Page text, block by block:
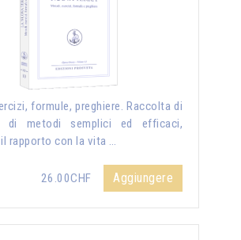
formule, preghiere. Raccolta di
di metodi semplici ed efficaci,
rapporto con la vita …
26.00CHF Aggiungere